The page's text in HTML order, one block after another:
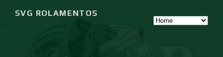
SVG ROLAMENTOS